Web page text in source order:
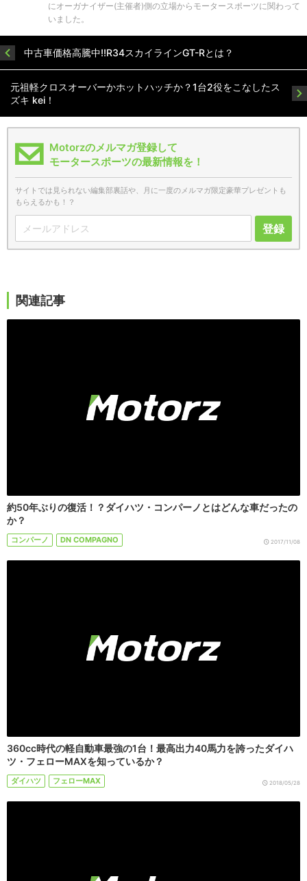
にオーガナイザー(主催者)側の立場からモータースポーツに関わって
いました。
中古車価格高騰中!!R34スカイラインGT-Rとは？
元祖軽クロスオーバーかホットハッチか？1台2役をこなしたス
ズキ kei！
Motorzのメルマガ登録して
モータースポーツの最新情報を！
サイトでは見られない編集部裏話や、月に一度のメルマガ限定豪華プレゼントも
もらえるかも！？
登録
関連記事
約50年ぶりの復活！？ダイハツ・コンパーノとはどんな車だったの
か？
コンパーノ DN COMPAGNO 2017/11/08
360cc時代の軽自動車最強の1台！最高出力40馬力を誇ったダイハ
ツ・フェローMAXを知っているか？
ダイハツ フェローMAX 2018/05/28